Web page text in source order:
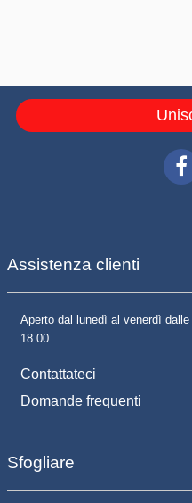
Assistenza clienti
Aperto dal lunedì al venerdì
18.00.
Contattateci
Domande frequenti
Sfogliare